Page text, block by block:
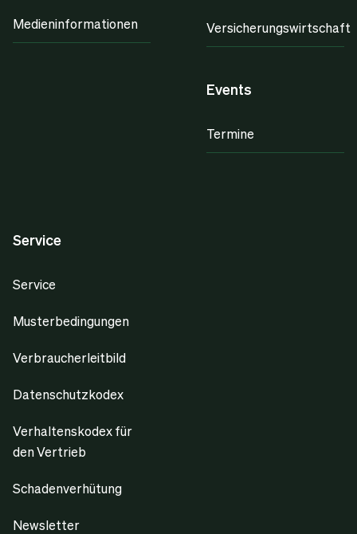
Medieninformationen Versicherungswirtschaft
Events
Termine
Service
Service
Musterbedingungen
Verbraucherleitbild
Datenschutzkodex
Verhaltenskodex für
den Vertrieb
Schadenverhütung
Newsletter